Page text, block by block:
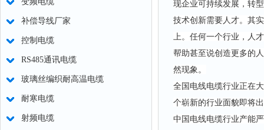
补偿导线厂家
控制电缆
RS485通讯电缆
玻璃丝编织耐高温电缆
耐寒电缆
射频电缆
现企业可持续发展，转
技术创新需要人才。其
上。任何一个行业，人
帮助甚至说创造更多的
然现象。
全国电线电缆行业正在
个崭新的行业面貌即将
中国电线电缆行业产能